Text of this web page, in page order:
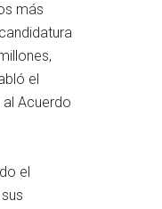
más
el
Acuerdo
el